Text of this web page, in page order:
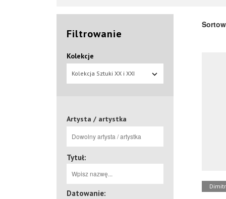
Filtrowanie
Kolekcje
Kolekcja Sztuki XX i XXI
Artysta / artystka
Tytuł:
Datowanie: